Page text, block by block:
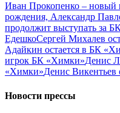
Иван Прокопенко –
рождения, Александр
продолжит выступать за
ЕдешкоСергей Михалев
Адайкин остается в БК
игрок БК «Химки»Денис
«Химки»Денис Викентьев
Новости прессы